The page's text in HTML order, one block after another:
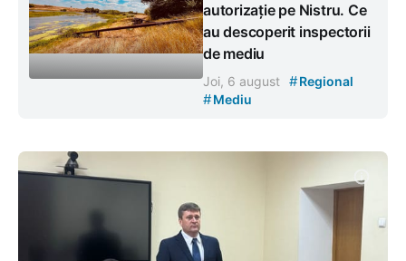
autorizație pe Nistru. Ce
au descoperit inspectorii
de mediu
Joi, 6 august #Regional
#Mediu